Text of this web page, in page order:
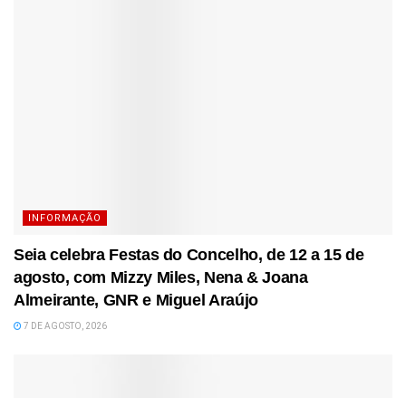
INFORMAÇÃO
Seia celebra Festas do Concelho, de 12 a 15 de
agosto, com Mizzy Miles, Nena & Joana
Almeirante, GNR e Miguel Araújo
7 DE AGOSTO, 2026